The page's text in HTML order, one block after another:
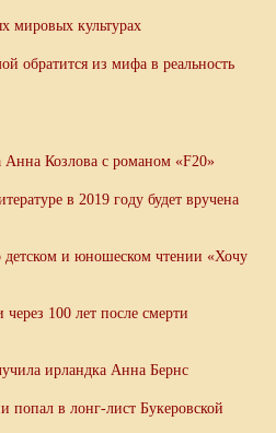
мировых культурах
обратится из мифа в реальность
Анна Козлова с романом «F20»
в 2019 году будет вручена
и юношеском чтении «Хочу
100 лет после смерти
ирландка Анна Бернс
попал в лонг-лист Букеровской